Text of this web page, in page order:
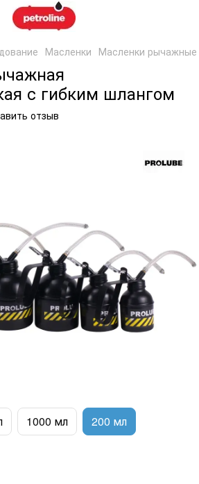
Масленки Масленки рычажные
с гибким шлангом
отзыв
1000 мл 200 мл